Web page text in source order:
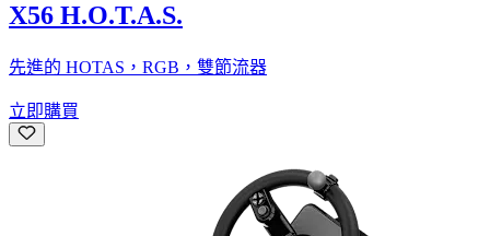
X56 H.O.T.A.S.
先進的 HOTAS，RGB，雙節流器
立即購買